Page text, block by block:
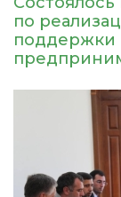
по
поддержки